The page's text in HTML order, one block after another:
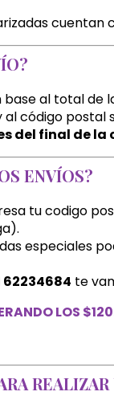
cuentan
al total de
código postal
del final de
ENVÍOS?
tu codigo
especiales
62234684 te
LOS